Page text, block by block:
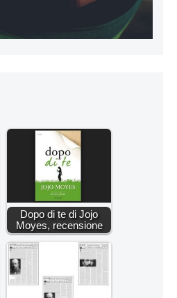
Dopo di te di Jojo
Moyes, recensione